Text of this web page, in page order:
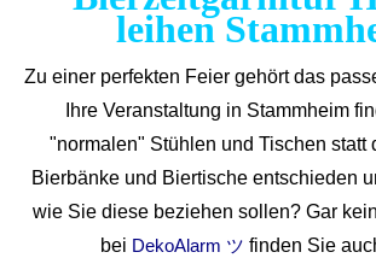
leihen
Zu einer perfekten Feier gehört das
Ihre Veranstaltung in Stammheim
"normalen" Stühlen und Tischen statt
Bierbänke und Biertische entschieden
wie Sie diese beziehen sollen? Gar
bei DekoAlarm ツ finden Sie